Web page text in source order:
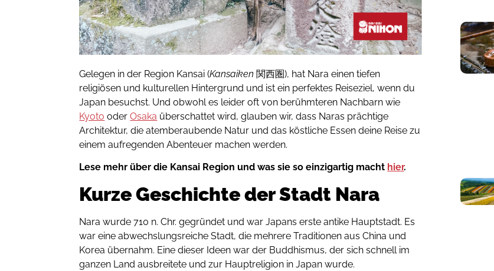
Gelegen in der Region Kansai (Kansaiken 関西圏), hat Nara einen tiefen
religiösen und kulturellen Hintergrund und ist ein perfektes Reiseziel, wenn du
Japan besuchst. Und obwohl es leider oft von berühmteren Nachbarn wie
Kyoto oder Osaka überschattet wird, glauben wir, dass Naras prächtige
Architektur, die atemberaubende Natur und das köstliche Essen deine Reise zu
einem aufregenden Abenteuer machen werden.
Lese mehr über die Kansai Region und was sie so einzigartig macht hier.
Kurze Geschichte der Stadt Nara
Nara wurde 710 n. Chr. gegründet und war Japans erste antike Hauptstadt. Es
war eine abwechslungsreiche Stadt, die mehrere Traditionen aus China und
Korea übernahm. Eine dieser Ideen war der Buddhismus, der sich schnell im
ganzen Land ausbreitete und zur Hauptreligion in Japan wurde.